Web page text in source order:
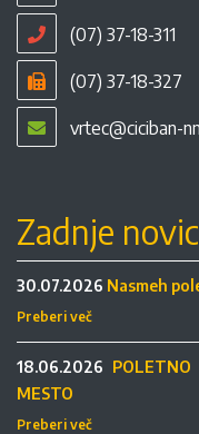
(07) 37-18-311
(07) 37-18-327
vrtec@ciciban-
Zadnje
30.07.2026 Nasmeh
Preberi več
18.06.2026 POLETNO
MESTO
Preberi več